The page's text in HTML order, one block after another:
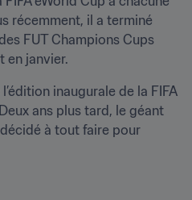
récemment, il a terminé
FUT Champions Cups
en janvier.
l’édition inaugurale de la FIFA
ans plus tard, le géant
à tout faire pour